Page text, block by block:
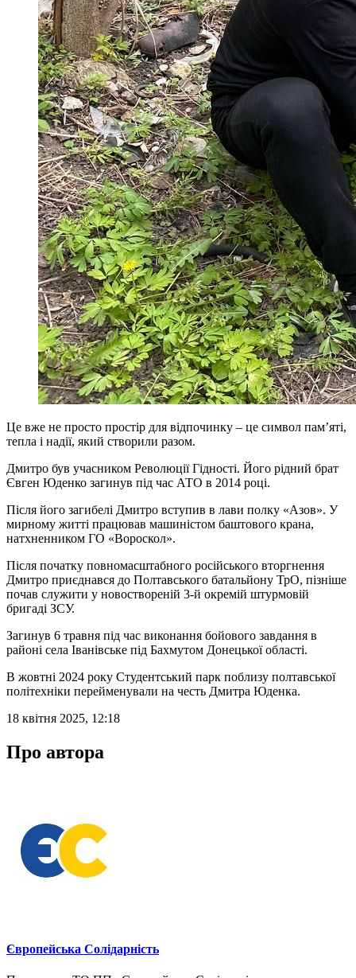
Це вже не просто простір для відпочинку – це символ пам’яті,
тепла і надії, який створили разом.
Дмитро був учасником Революції Гідності. Його рідний брат
Євген Юденко загинув під час АТО в 2014 році.
Після його загибелі Дмитро вступив в лави полку «Азов». У
мирному житті працював машиністом баштового крана,
натхненником ГО «Вороскол».
Після початку повномасштабного російського вторгнення
Дмитро приєднався до Полтавського батальйону ТрО, пізніше
почав служити у новоствореній 3-й окремій штурмовій
бригаді ЗСУ.
Загинув 6 травня під час виконання бойового завдання в
районі села Іванівське під Бахмутом Донецької області.
В жовтні 2024 року Студентський парк поблизу полтавської
політехніки перейменували на честь Дмитра Юденка.
18 квітня 2025, 12:18
Про автора
Європейська Солідарність